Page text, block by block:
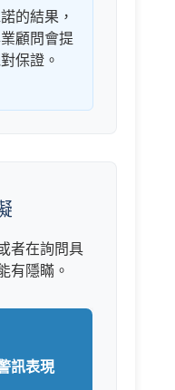
的結果，
顧問會提
保證。
者在詢問具
有隱瞞。
訊表現